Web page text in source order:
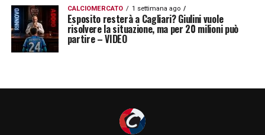
CALCIOMERCATO 1 settimana ago
Esposito resterà a Cagliari? Giulini vuole
risolvere la situazione, ma per 20 milioni può
partire – VIDEO